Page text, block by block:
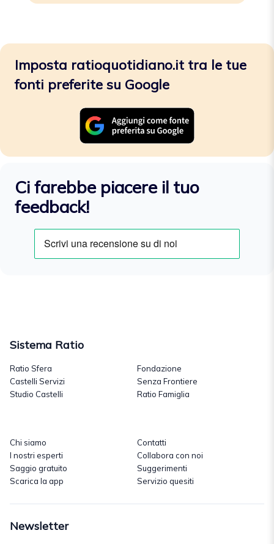
Imposta ratioquotidiano.it tra le tue
fonti preferite su Google
Ci farebbe piacere il tuo
feedback!
Sistema Ratio
Ratio Sfera
Castelli Servizi
Studio Castelli
Fondazione
Senza Frontiere
Ratio Famiglia
Chi siamo
I nostri esperti
Saggio gratuito
Scarica la app
Contatti
Collabora con noi
Suggerimenti
Servizio quesiti
Newsletter